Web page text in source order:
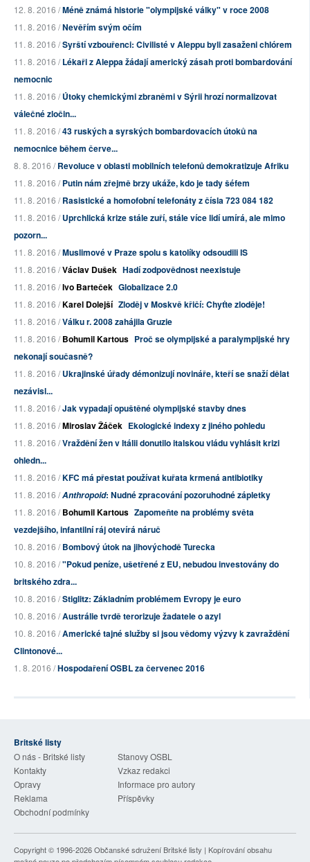
12. 8. 2016 /Méně známá historie "olympijské války" v roce 2008
11. 8. 2016 /Nevěřím svým očím
11. 8. 2016 /Syrští vzbouřenci: Civilisté v Aleppu byli zasaženi chlórem
11. 8. 2016 /Lékaři z Aleppa žádají americký zásah proti bombardování
nemocnic
11. 8. 2016 /Útoky chemickými zbraněmi v Sýrii hrozí normalizovat
válečné zločin...
11. 8. 2016 /43 ruských a syrských bombardovacích útoků na
nemocnice během červe...
8. 8. 2016 /Revoluce v oblasti mobilních telefonů demokratizuje Afriku
11. 8. 2016 /Putin nám zřejmě brzy ukáže, kdo je tady šéfem
11. 8. 2016 /Rasistické a homofobní telefonáty z čísla 723 084 182
11. 8. 2016 /Uprchlická krize stále zuří, stále více lidí umírá, ale mimo
pozorn...
11. 8. 2016 /Muslimové v Praze spolu s katolíky odsoudili IS
11. 8. 2016 /Václav Dušek Hadí zodpovědnost neexistuje
11. 8. 2016 /Ivo Barteček Globalizace 2.0
11. 8. 2016 /Karel Dolejší Zloděj v Moskvě křičí: Chyťte zloděje!
11. 8. 2016 /Válku r. 2008 zahájila Gruzie
11. 8. 2016 /Bohumil Kartous Proč se olympijské a paralympijské hry
nekonají současně?
11. 8. 2016 /Ukrajinské úřady démonizují novináře, kteří se snaží dělat
nezávisl...
11. 8. 2016 /Jak vypadají opuštěné olympijské stavby dnes
11. 8. 2016 /Miroslav Žáček Ekologické indexy z jiného pohledu
11. 8. 2016 /Vraždění žen v Itálii donutilo italskou vládu vyhlásit krizi
ohledn...
11. 8. 2016 /KFC má přestat používat kuřata krmená antibiotiky
11. 8. 2016 /Anthropoid: Nudné zpracování pozoruhodné zápletky
11. 8. 2016 /Bohumil Kartous Zapomeňte na problémy světa
vezdejšího, infantilní ráj otevírá náruč
10. 8. 2016 /Bombový útok na jihovýchodě Turecka
10. 8. 2016 /"Pokud peníze, ušetřené z EU, nebudou investovány do
britského zdra...
10. 8. 2016 /Stiglitz: Základním problémem Evropy je euro
10. 8. 2016 /Austrálie tvrdě terorizuje žadatele o azyl
10. 8. 2016 /Americké tajné služby si jsou vědomy výzvy k zavraždění
Clintonové...
1. 8. 2016 /Hospodaření OSBL za červenec 2016
Britské listy
O nás - Britské listy
Stanovy OSBL
Kontakty
Vzkaz redakci
Opravy
Informace pro autory
Reklama
Příspěvky
Obchodní podmínky
Copyright © 1996-2026Občanské sdružení Britské listy | Kopírování obsahu